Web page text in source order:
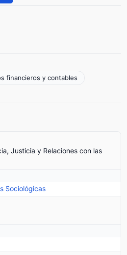
financieros y contables
Justicia y Relaciones con las
Sociológicas